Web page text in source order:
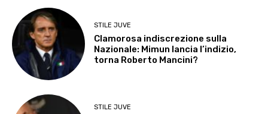
STILE JUVE
Clamorosa indiscrezione sulla
Nazionale: Mimun lancia l’indizio,
torna Roberto Mancini?
STILE JUVE